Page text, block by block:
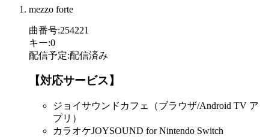
mezzo forte
曲番号:254221
キー:0
配信予定:配信済み
【対応サービス】
ジョイサウンドカフェ（ブラウザ/Android TV ア
プリ）
カラオケJOYSOUND for Nintendo Switch